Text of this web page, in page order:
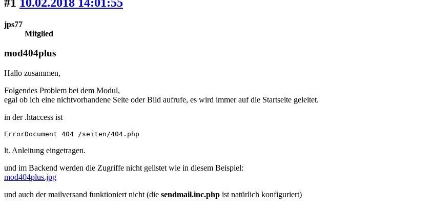
jps77
Mitglied
mod404plus
Hallo zusammen,
Folgendes Problem bei dem Modul,
egal ob ich eine nichtvorhandene Seite oder Bild aufrufe, es wird immer auf die Startseite geleitet.
in der .htaccess ist
ErrorDocument 404 /seiten/404.php
lt. Anleitung eingetragen.
und im Backend werden die Zugriffe nicht gelistet wie in diesem Beispiel:
mod404plus.jpg
und auch der mailversand funktioniert nicht (die sendmail.inc.php ist natürlich konfiguriert)